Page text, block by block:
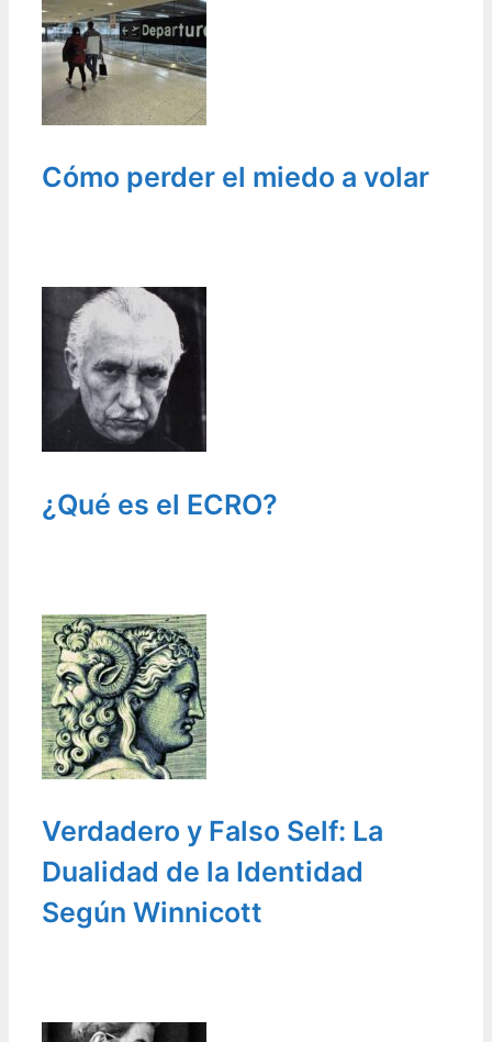
Cómo perder el miedo a volar
¿Qué es el ECRO?
Verdadero y Falso Self: La
Dualidad de la Identidad
Según Winnicott